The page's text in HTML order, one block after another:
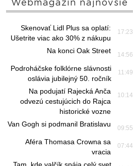
Webmagazín najnovšie
17:23
Skenovať Lidl Plus sa oplatí:
Ušetrite viac ako 30% z nákupu
14:56
Na konci Oak Street
11:49
Podroháčske folklórne slávnosti
oslávia jubilejný 50. ročník
10:14
Na podujatí Rajecká Anča
odvezú cestujúcich do Rajca
historické vozne
09:55
Van Gogh si podmanil Bratislavu
07:44
Aféra Thomasa Crowna sa
vracia